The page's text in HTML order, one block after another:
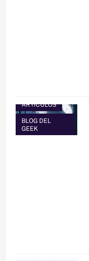
ARTÍCULOS
BLOG DEL
GEEK